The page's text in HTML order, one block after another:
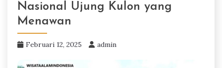
Nasional Ujung Kulon yang
Menawan
Februari 12, 2025 admin